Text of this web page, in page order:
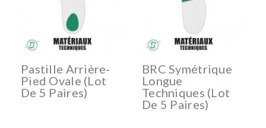
Pastille Arrière-
Pied Ovale (lot
De 5 Paires)
BRC Symétrique
Longue
Techniques (lot
De 5 Paires)